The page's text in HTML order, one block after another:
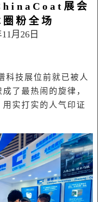
展会
粉全场
月26日
科技展位前就已被人
了最热闹的旋律，
实打实的人气印证